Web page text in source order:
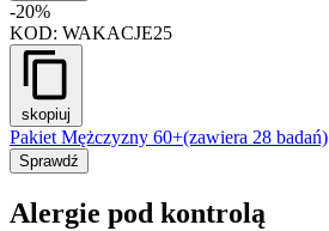
-20%
KOD: WAKACJE25
skopiuj
Pakiet Mężczyzny 60+(zawiera 28 badań)
Sprawdź
Alergie pod kontrolą